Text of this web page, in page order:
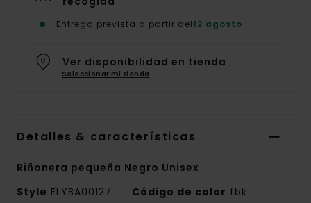
Entrega prevista a partir del12 agosto
Ver disponibilidad en tienda
Seleccionar mi tienda
Detalles & características
Riñonera pequeña Negro Unisex
Style ELYBA00127 Código de color fbk